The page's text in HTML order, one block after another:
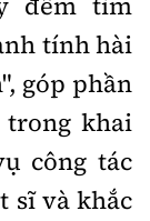
tính hài
góp phần
trong khai
công tác
sĩ và khắc